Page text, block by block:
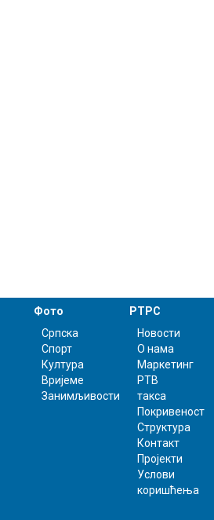
Фото
Српска
Спорт
Култура
Вријеме
Занимљивости
РТРС
Новости
О нама
Маркетинг
РТВ
такса
Покривеност
Структура
Контакт
Пројекти
Услови
коришћења